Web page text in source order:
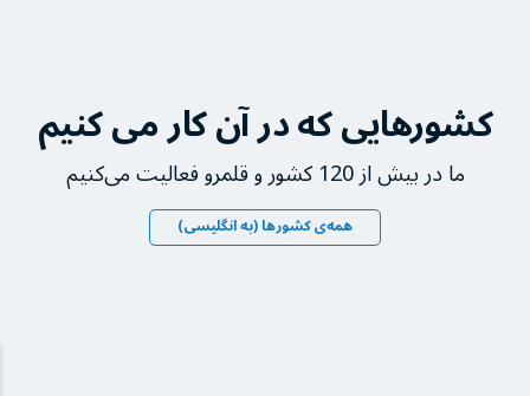
کشورهایی که در آن کار می کنیم
ما در بیش از 120 کشور و قلمرو فعالیت می‌کنیم
همه‌ی کشورها (به انگلیسی)